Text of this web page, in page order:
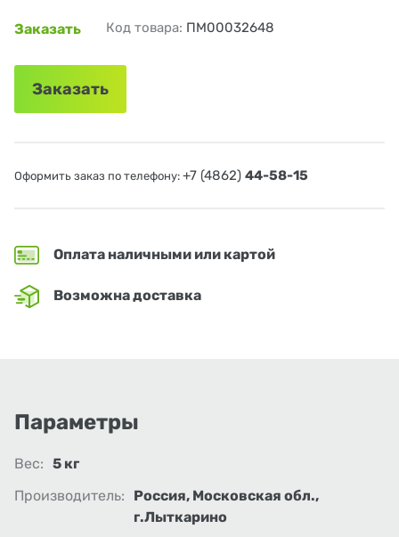
Заказать Код товара: ПМ00032648
Заказать
Оформить заказ по телефону: +7 (4862) 44-58-15
Оплата наличными или картой
Возможна доставка
Параметры
Вес: 5 кг
Производитель:
Россия, Московская обл.,
г.Лыткарино